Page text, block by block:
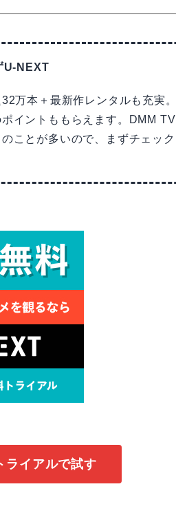
U-NEXT
万本＋最新作レンタルも充実。
イントももらえます。DMM TV
ことが多いので、まずチェック
ライアルで試す